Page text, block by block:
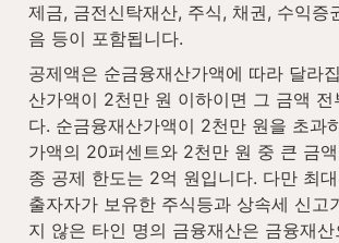
제금, 금전신탁재산, 주식, 채권, 수익증
음 등이 포함됩니다.
공제액은 순금융재산가액에 따라 달라
산가액이 2천만 원 이하이면 그 금액 전
다. 순금융재산가액이 2천만 원을 초과
가액의 20퍼센트와 2천만 원 중 큰 금
종 공제 한도는 2억 원입니다. 다만 최
출자자가 보유한 주식등과 상속세 신고
지 않은 타인 명의 금융재산은 금융재